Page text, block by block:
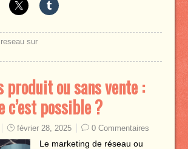
sur
produit ou sans vente :
c’est possible ?
février 28, 2025 0 Commentaires
Le marketing de réseau ou